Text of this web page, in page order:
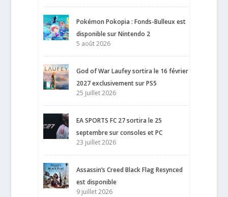
Pokémon Pokopia : Fonds-Bulleux est
disponible sur Nintendo 2
5 août 2026
God of War Laufey sortira le 16 février
2027 exclusivement sur PS5
25 juillet 2026
EA SPORTS FC 27 sortira le 25
septembre sur consoles et PC
23 juillet 2026
Assassin’s Creed Black Flag Resynced
est disponible
9 juillet 2026